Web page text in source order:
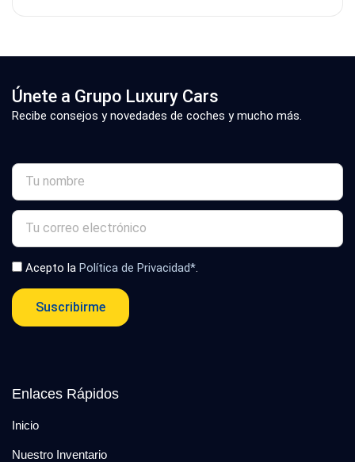
Únete a Grupo Luxury Cars
Recibe consejos y novedades de coches y mucho más.
Acepto la Política de Privacidad*.
Suscribirme
Enlaces Rápidos
Inicio
Nuestro Inventario